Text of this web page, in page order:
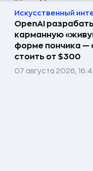
Искусственный
OpenAI
карманную
форме пончика —
стоить от $300
07 августа 2026,